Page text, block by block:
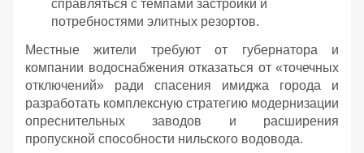
справляться с темпами застройки и
потребностями элитных резортов.
Местные жители требуют от губернатора и
компании водоснабжения отказаться от «точечных
отключений» ради спасения имиджа города и
разработать комплексную стратегию модернизации
опреснительных заводов и расширения
пропускной способности нильского водовода.